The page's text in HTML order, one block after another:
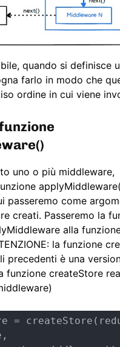
quando si definisce
farlo in modo che
ordine in cui viene
uno o più middleware,
passeremo come
creati. Passeremo la
alla
la funzione
precedenti è una
funzione createStore